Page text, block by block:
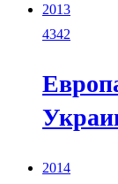
2013
4342
2014